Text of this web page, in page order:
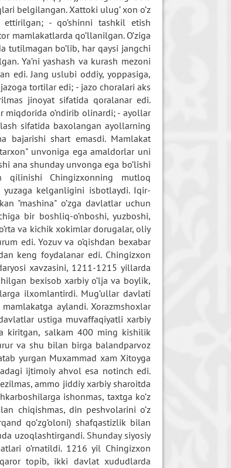
belgilangan. Xattoki ulug’ xon o’z
- qo’shinni tashkil etish
mamlakatlarda qo’llanilgan. O’ziga
tutilmagan bo’lib, har qaysi jangchi
Ya’ni yashash va kurash mezoni
edi. Jang uslubi oddiy, yoppasiga,
tortilar edi; - jazo choralari aks
jinoyat sifatida qoralanar edi.
miqdorida o’ndirib olinardi; - ayollar
sifatida baxolangan ayollarning
bajarishi shart emasdi. Mamlakat
unvoniga ega amaldorlar uni
ana shunday unvonga ega bo’lishi
qilinishi Chingizxonning mutloq
kelganligini isbotlaydi. Iqir-
"mashina" o’zga davlatlar uchun
bir boshliq-o’nboshi, yuzboshi,
va kichik xokimlar dorugalar, oliy
edi. Yozuv va o’qishdan bexabar
keng foydalanar edi. Chingizxon
xavzasini, 1211-1215 yillarda
bexisob xarbiy o’lja va boylik,
ilxomlantirdi. Mug’ullar davlati
aylandi. Xorazmshoxlar
ustiga muvaffaqiyatli xarbiy
kiritgan, salkam 400 ming kishilik
va shu bilan birga balandparvoz
yurgan Muxammad xam Xitoyga
ijtimoiy ahvol esa notinch edi.
ammo jiddiy xarbiy sharoitda
ishonmas, taxtga ko’z
chiqishmas, din peshvolarini o’z
qo’zg’oloni) shafqastizlik bilan
uzoqlashtirgandi. Shunday siyosiy
o’rnatildi. 1216 yil Chingizxon
topib, ikki davlat xududlarda